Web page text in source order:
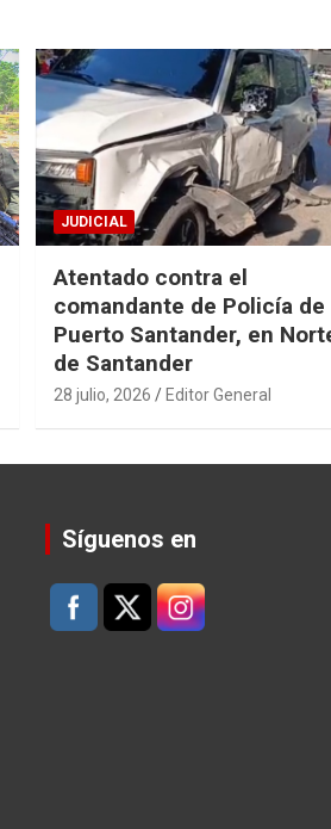
JUDICIAL
Atentado contra el
comandante de Policía de
Puerto Santander, en
de Santander
28 julio, 2026 Editor General
Síguenos en